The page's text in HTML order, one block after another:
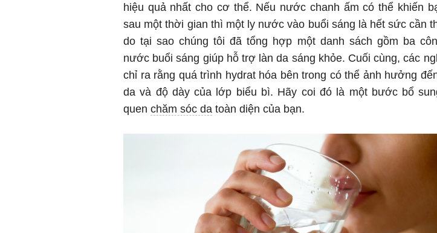
hiệu quả nhất cho cơ thể. Nếu nước chanh ấm có thể khiến
sau một thời gian thì một ly nước vào buổi sáng là hết sức cần
do tại sao chúng tôi đã tổng hợp một danh sách gồm ba
nước buổi sáng giúp hỗ trợ làn da sáng khỏe. Cuối cùng, các
chỉ ra rằng quá trình hydrat hóa bên trong có thể ảnh hưởng
da và độ dày của lớp biểu bì. Hãy coi đó là một bước bổ
quen chăm sóc da toàn diện của bạn.